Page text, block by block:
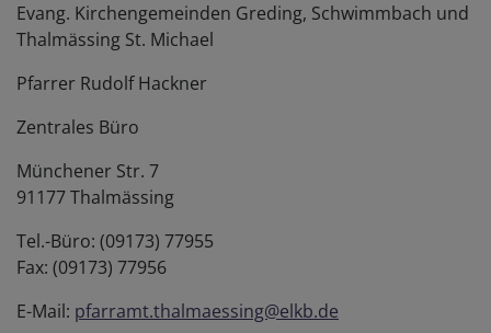
Evang. Kirchengemeinden Greding, Schwimmbach und
Thalmässing St. Michael
Pfarrer Rudolf Hackner
Zentrales Büro
Münchener Str. 7
91177 Thalmässing
Tel.-Büro: (09173) 77955
Fax: (09173) 77956
E-Mail: pfarramt.thalmaessing@elkb.de